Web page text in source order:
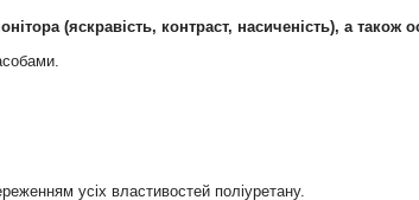
(яскравість, контраст, насиченість), а також
усіх властивостей поліуретану.